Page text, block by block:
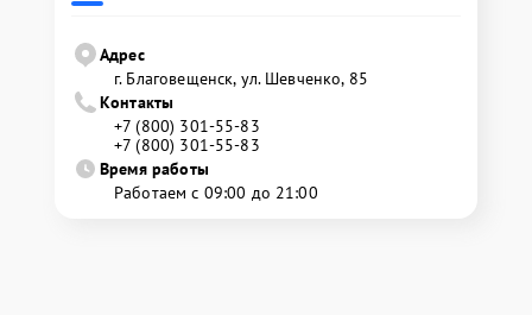
Адрес
г. Благовещенск, ул. Шевченко, 85
Контакты
+7 (800) 301-55-83
+7 (800) 301-55-83
Время работы
Работаем с 09:00 до 21:00